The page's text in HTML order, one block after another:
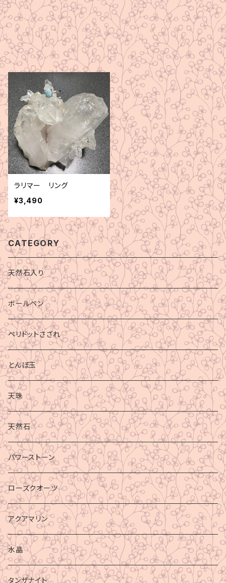
ラリマー リング
¥3,490
CATEGORY
天然石入り
ボールペン
ペリドットさざれ
とんぼ玉
天珠
天然石
パワーストーン
ローズクオーツ
アクアマリン
水晶
タンザナイト